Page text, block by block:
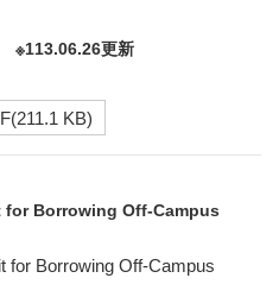
※113.06.26更新
KB)
for Borrowing Off-Campus
for Borrowing Off-Campus